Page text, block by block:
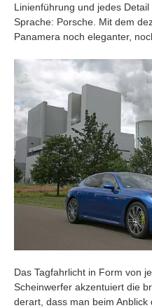
Linienführung und jedes
Sprache: Porsche. Mit dem
Panamera noch eleganter,
Das Tagfahrlicht in Form von
Scheinwerfer akzentuiert die
derart, dass man beim Anblick